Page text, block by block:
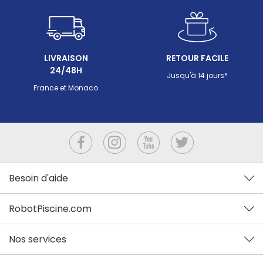
LIVRAISON
24/48H
France et Monaco
RETOUR FACILE
Jusqu'à 14 jours*
Besoin d'aide
RobotPiscine.com
Nos services